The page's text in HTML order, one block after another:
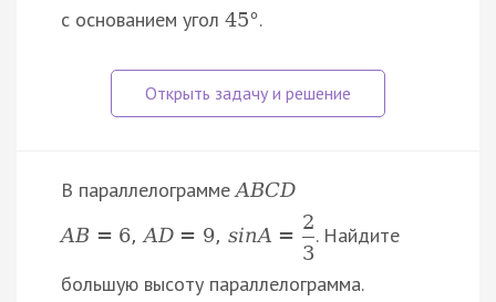
с основанием угол 45°.
В параллелограммеABCD
AB = 6, AD = 9, sinA =
2
3
. Найдите
большую высоту параллелограмма.